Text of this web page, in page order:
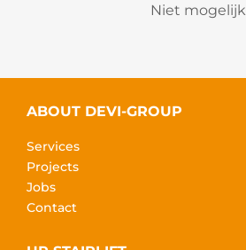
Niet mogelijk
ABOUT DEVI-GROUP
Services
Projects
Jobs
Contact